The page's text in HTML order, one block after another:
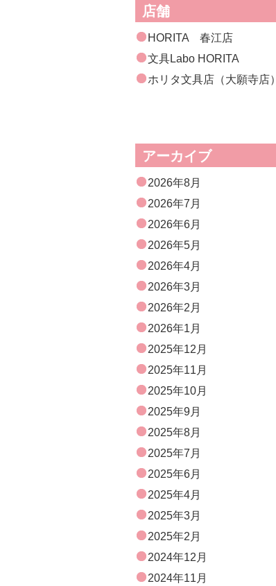
店舗
HORITA 春江店
文具Labo HORITA
ホリタ文具店（大願寺店）
アーカイブ
2026年8月
2026年7月
2026年6月
2026年5月
2026年4月
2026年3月
2026年2月
2026年1月
2025年12月
2025年11月
2025年10月
2025年9月
2025年8月
2025年7月
2025年6月
2025年4月
2025年3月
2025年2月
2024年12月
2024年11月